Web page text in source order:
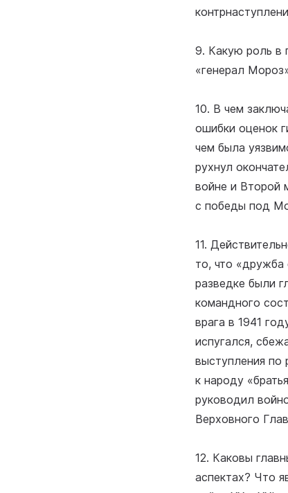
9. Какую роль в
«генерал
10. В чем
ошибки оценок
чем была
рухнул
войне и Второй
с победы под
11.
то, что «дружба
разведке были
командного
врага в 1941
испугался,
выступления по
к народу
руководил
Верховного
12. Каковы
аспектах? Что